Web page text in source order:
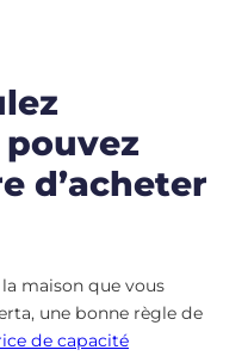
d’acheter
maison que vous
une bonne règle de
de capacité